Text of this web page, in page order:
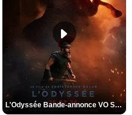
L'Odyssée Bande-annonce VO STFR